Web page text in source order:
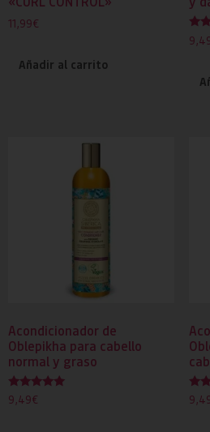
11,99€
Añadir al carrito
con
Acondicionador de
Oblepikha para cabello
normal y graso
Valorado
con
9,49€
con